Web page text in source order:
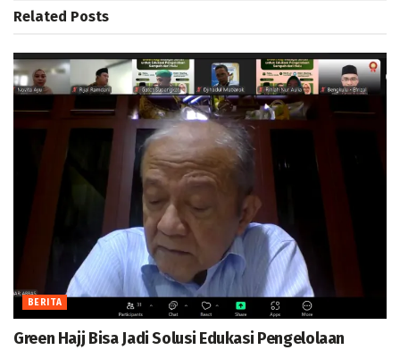
Related Posts
BERITA
Green Hajj Bisa Jadi Solusi Edukasi Pengelolaan